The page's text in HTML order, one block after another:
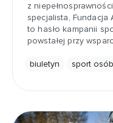
z
specjalista, Fundacja
to hasło kampanii
powstałej przy
biuletyn sport